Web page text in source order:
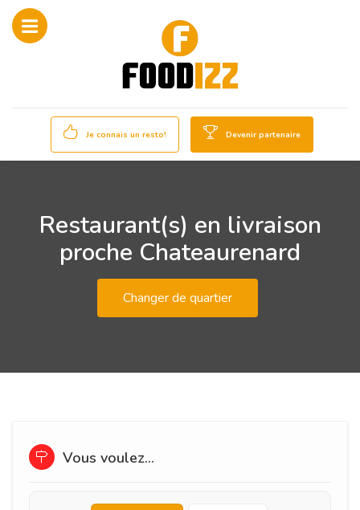
Je connais un resto! Devenir partenaire
Restaurant(s) en livraison
proche Chateaurenard
Changer de quartier
Vous voulez...